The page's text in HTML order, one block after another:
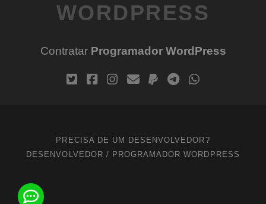
WORDPRESS
Contratar Programador WordPress
PRECISA DE UM DESENVOLVEDOR?
DESENVOLVEDOR / PROGRAMADOR WORDPRESS